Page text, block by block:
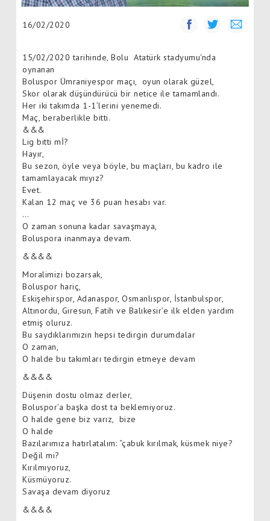
16/02/2020
15/02/2020 tarihinde, Bolu Atatürk stadyumu'nda
oynanan
Boluspor Ümraniyespor maçı, oyun olarak güzel,
Skor olarak düşündürücü bir netice ile tamamlandı.
Her iki takımda 1-1’lerini yenemedi.
Maç, beraberlikle bitti.
&&&
Lig bitti mİ?
Hayır,
Bu sezon, öyle veya böyle, bu maçları, bu kadro ile
tamamlayacak mıyız?
Evet.
Kalan 12 maç ve 36 puan hesabı var.
…
O zaman sonuna kadar savaşmaya,
Boluspora inanmaya devam.
&&&&
Moralimizi bozarsak,
Boluspor hariç,
Eskişehirspor, Adanaspor, Osmanlıspor, İstanbulspor,
Altınordu, Giresun, Fatih ve Balıkesir’e ilk elden yardım
etmiş oluruz.
Bu saydıklarımızın hepsi tedirgin durumdalar
O zaman,
O halde bu takımları tedirgin etmeye devam
&&&&
Düşenin dostu olmaz derler,
Boluspor’a başka dost ta beklemiyoruz.
O halde gene biz varız, bize
O halde
Bazılarımıza hatırlatalım: “çabuk kırılmak, küsmek niye?
Değil mi?
Kırılmıyoruz,
Küsmüyoruz.
Savaşa devam diyoruz
&&&&